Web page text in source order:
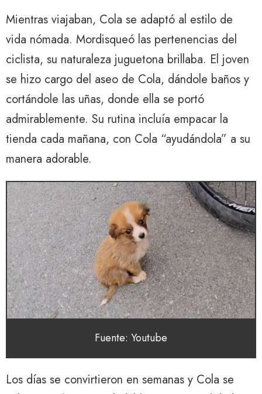
Mientras viajaban, Cola se adaptó al estilo de
vida nómada. Mordisqueó las pertenencias del
ciclista, su naturaleza juguetona brillaba. El joven
se hizo cargo del aseo de Cola, dándole baños y
cortándole las uñas, donde ella se portó
admirablemente. Su rutina incluía empacar la
tienda cada mañana, con Cola “ayudándola” a su
manera adorable.
Fuente: Youtube
Los días se convirtieron en semanas y Cola se